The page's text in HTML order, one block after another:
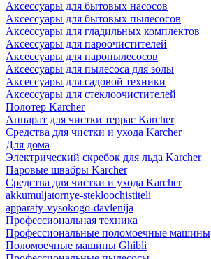
Аксессуары для бытовых насосов
Аксессуары для бытовых пылесосов
Аксессуары для гладильных комплектов
Аксессуары для пароочистителей
Аксессуары для паропылесосов
Аксессуары для пылесоса для золы
Аксессуары для садовой техники
Аксессуары для стеклоочистителей
Полотер Karcher
Аппарат для чистки террас Karcher
Средства для чистки и ухода Karcher
Для дома
Электрический скребок для льда Karcher
Паровые швабры Karcher
Средства для чистки и ухода Karcher
akkumuljatornye-stekloochistiteli
apparaty-vysokogo-davlenija
Профессиональная техника
Профессиональные поломоечные машины
Поломоечные машины Ghibli